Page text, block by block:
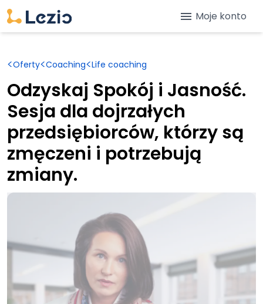
menu Moje konto
<Oferty<Coaching<Life coaching
Odzyskaj Spokój i Jasność.
Sesja dla dojrzałych
przedsiębiorców, którzy są
zmęczeni i potrzebują
zmiany.